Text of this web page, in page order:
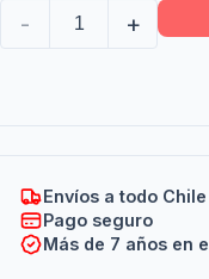
- +
Envíos a todo Chile
Pago seguro
Más de 7 años en